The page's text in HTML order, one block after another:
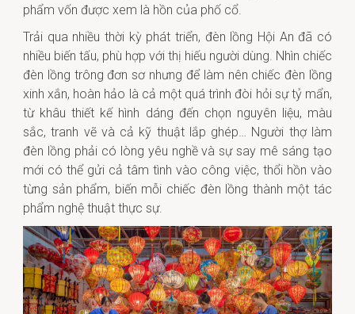
phẩm vốn được xem là hồn của phố cổ.
Trải qua nhiều thời kỳ phát triển, đèn lồng Hội An đã có
nhiều biến tấu, phù hợp với thị hiếu người dùng. Nhìn chiếc
đèn lồng trông đơn sơ nhưng để làm nên chiếc đèn lồng
xinh xắn, hoàn hảo là cả một quá trình đòi hỏi sự tỷ mẩn,
từ khâu thiết kế hình dáng đến chọn nguyên liệu, màu
sắc, tranh vẽ và cả kỹ thuật lắp ghép… Người thợ làm
đèn lồng phải có lòng yêu nghề và sự say mê sáng tạo
mới có thể gửi cả tâm tình vào công việc, thổi hồn vào
từng sản phẩm, biến mỗi chiếc đèn lồng thành một tác
phẩm nghệ thuật thực sự.